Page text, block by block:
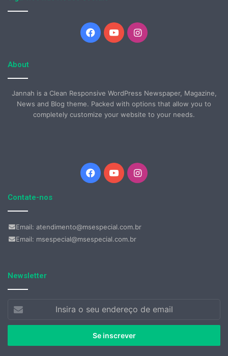
Facebook
YouTubeInstagram
About
Jannah is a Clean Responsive WordPress Newspaper, Magazine,
News and Blog theme. Packed with options that allow you to
completely customize your website to your needs.
Facebook
YouTubeInstagram
Contate-nos
Email: atendimento@msespecial.com.br
Email: msespecial@msespecial.com.br
Newsletter
seu
de